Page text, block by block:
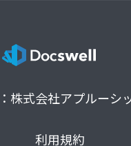
株式会社アプルーシ
利用規約